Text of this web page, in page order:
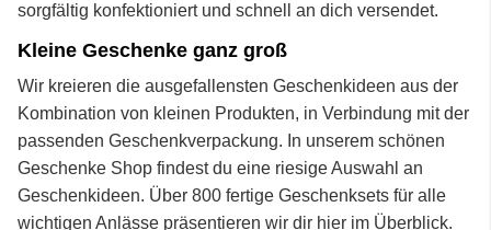
sorgfältig konfektioniert und schnell an dich versendet.
Kleine Geschenke ganz groß
Wir kreieren die ausgefallensten Geschenkideen aus der
Kombination von kleinen Produkten, in Verbindung mit der
passenden Geschenkverpackung. In unserem schönen
Geschenke Shop findest du eine riesige Auswahl an
Geschenkideen. Über 800 fertige Geschenksets für alle
wichtigen Anlässe präsentieren wir dir hier im Überblick.